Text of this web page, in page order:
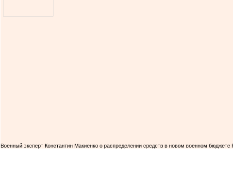
Военный эксперт Константин Макиенко о распределении средств в новом военном бюджете